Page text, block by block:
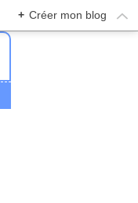
+ Créer mon blog